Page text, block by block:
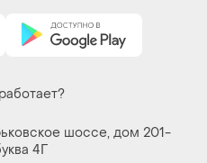
шоссе, дом 201-
4Г